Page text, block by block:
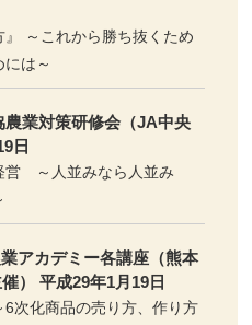
～これから勝ち抜くため
は～
業対策研修会（JA中央
日
営 ～人並みなら人並み
アカデミー各講座（熊本
） 平成29年1月19日
次化商品の売り方、作り方